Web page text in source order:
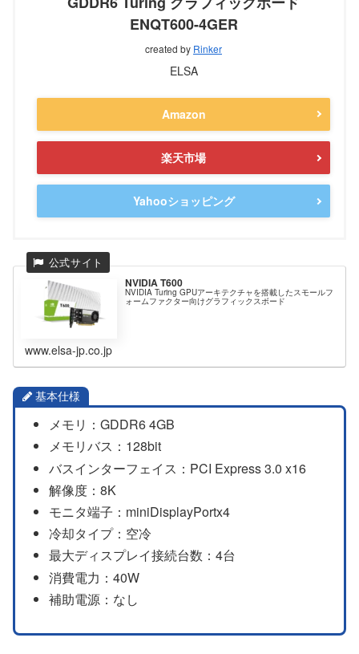
ENQT600-4GER
created by Rinker
ELSA
Amazon
楽天市場
Yahooショッピング
NVIDIA T600
NVIDIA Turing GPUアーキテクチャを搭載したスモールフ
ォームファクター向けグラフィックスボード
www.elsa-jp.co.jp
基本仕様
メモリ：GDDR6 4GB
メモリバス：128bit
バスインターフェイス：PCI Express 3.0 x16
解像度：8K
モニタ端子：miniDisplayPortx4
冷却タイプ：空冷
最大ディスプレイ接続台数：4台
消費電力：40W
補助電源：なし